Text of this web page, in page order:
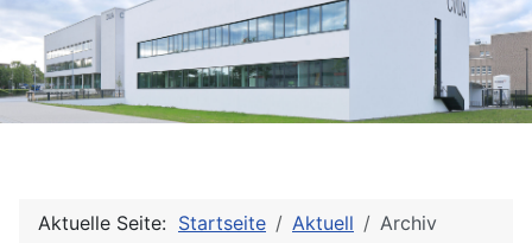
Aktuelle Seite: Startseite Aktuell Archiv